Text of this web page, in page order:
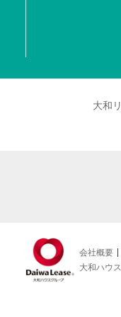
大和
会社概要
大和ハウ